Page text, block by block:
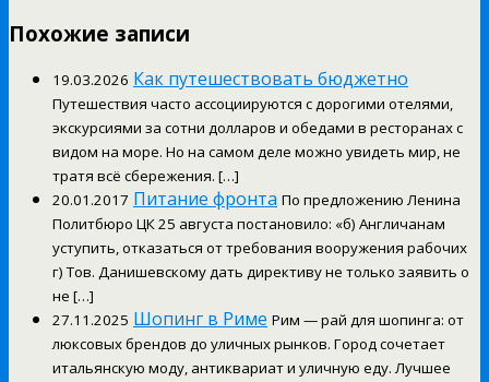
Похожие записи
19.03.2026 Как путешествовать бюджетно
Путешествия часто ассоциируются с дорогими отелями,
экскурсиями за сотни долларов и обедами в ресторанах с
видом на море. Но на самом деле можно увидеть мир, не
тратя всё сбережения. […]
20.01.2017 Питание фронта По предложению Ленина
Политбюро ЦК 25 августа постановило: «б) Англичанам
уступить, отказаться от требования вооружения рабочих
г) Тов. Данишевскому дать директиву не только заявить о
не […]
27.11.2025 Шопинг в Риме Рим — рай для шопинга: от
люксовых брендов до уличных рынков. Город сочетает
итальянскую моду, антиквариат и уличную еду. Лучшее